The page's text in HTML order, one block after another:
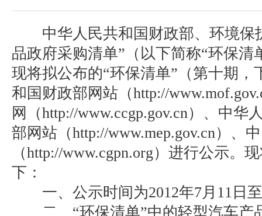
中华人民共和国财政部、环境保
品政府采购清单”（以下简称“环保清
现将拟公布的“环保清单”（第十期，
和国财政部网站（http://
网（http://www.ccgp.gov.cn）、中华
部网站（http://www.mep.gov.cn）、
（http://www.cgpn.org）进行公示。
下：
一、公示时间为2012年7月11日至
二、“环保清单”中的轻型汽车产